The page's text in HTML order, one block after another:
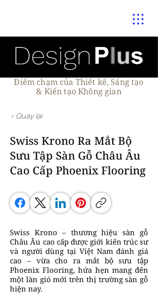
Điểm chạm của Thiết kế, Sáng tạo
& Kiến tạo Không gian
< Quay lại
Swiss Krono Ra Mắt Bộ
Sưu Tập Sàn Gỗ Châu Âu
Cao Cấp Phoenix Flooring
Swiss Krono – thương hiệu sàn gỗ
Châu Âu cao cấp được giới kiến trúc sư
và người dùng tại Việt Nam đánh giá
cao – vừa cho ra mắt bộ sưu tập
Phoenix Flooring, hứa hẹn mang đến
một làn gió mới trên thị trường sàn gỗ
hiện nay.